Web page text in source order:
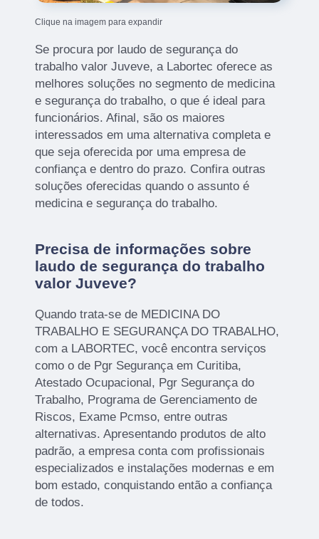
Clique na imagem para expandir
Se procura por laudo de segurança do
trabalho valor Juveve, a Labortec oferece as
melhores soluções no segmento de medicina
e segurança do trabalho, o que é ideal para
funcionários. Afinal, são os maiores
interessados em uma alternativa completa e
que seja oferecida por uma empresa de
confiança e dentro do prazo. Confira outras
soluções oferecidas quando o assunto é
medicina e segurança do trabalho.
Precisa de informações sobre
laudo de segurança do trabalho
valor Juveve?
Quando trata-se de MEDICINA DO
TRABALHO E SEGURANÇA DO TRABALHO,
com a LABORTEC, você encontra serviços
como o de Pgr Segurança em Curitiba,
Atestado Ocupacional, Pgr Segurança do
Trabalho, Programa de Gerenciamento de
Riscos, Exame Pcmso, entre outras
alternativas. Apresentando produtos de alto
padrão, a empresa conta com profissionais
especializados e instalações modernas e em
bom estado, conquistando então a confiança
de todos.